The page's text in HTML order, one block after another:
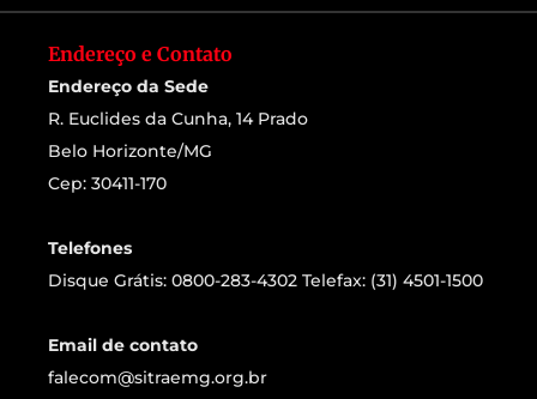
Endereço e Contato
Endereço da Sede
R. Euclides da Cunha, 14 Prado
Belo Horizonte/MG
Cep: 30411-170
Telefones
Disque Grátis: 0800-283-4302 Telefax: (31) 4501-1500
Email de contato
falecom@sitraemg.org.br